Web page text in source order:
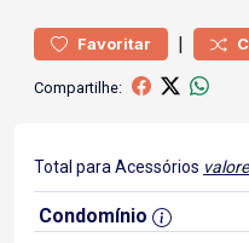
Favoritar |
Compartilhe:
Total para Acessórios
Condomínio